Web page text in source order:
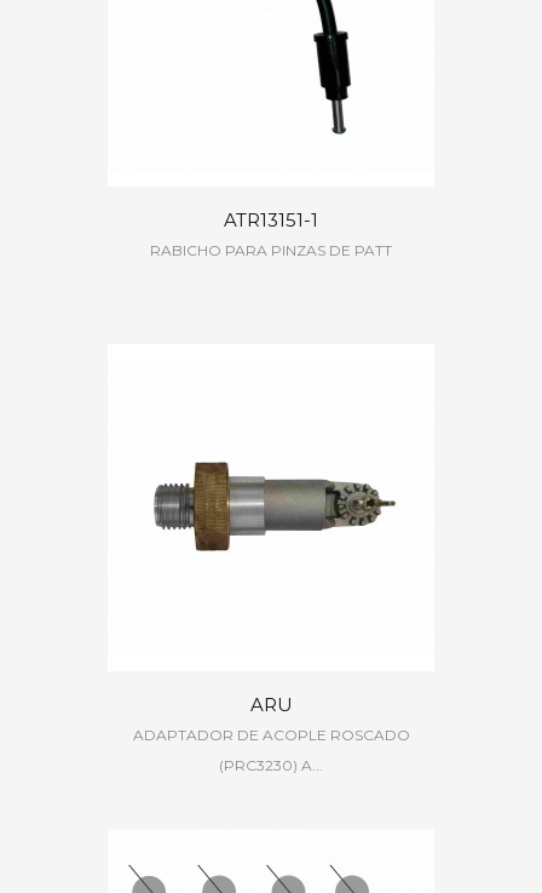
ATR13151-1
RABICHO PARA PINZAS DE PATT
ARU
ADAPTADOR DE ACOPLE ROSCADO
(PRC3230) A...